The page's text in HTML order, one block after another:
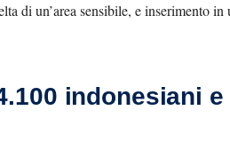
di un’area sensibile, e inserimento
indonesiani e